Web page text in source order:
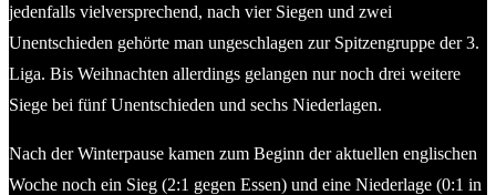
jedenfalls vielversprechend, nach vier Siegen und zwei
Unentschieden gehörte man ungeschlagen zur Spitzengruppe der 3.
Liga. Bis Weihnachten allerdings gelangen nur noch drei weitere
Siege bei fünf Unentschieden und sechs Niederlagen.
Nach der Winterpause kamen zum Beginn der aktuellen englischen
Woche noch ein Sieg (2:1 gegen Essen) und eine Niederlage (0:1 in